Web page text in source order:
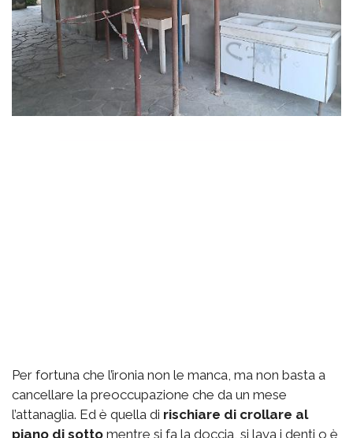
Per fortuna che l’ironia non le manca, ma non basta a
cancellare la preoccupazione che da un mese
l’attanaglia. Ed è quella di rischiare di crollare al
piano di sotto mentre si fa la doccia, si lava i denti o è